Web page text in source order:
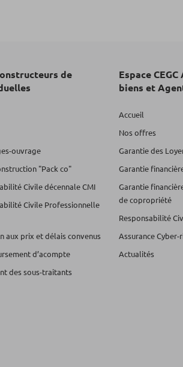
de
ouvrage
"Pack co"
Civile décennale CMI
Civile Professionnelle
aux prix et délais convenus
d’acompte
des sous-traitants
Espace
biens et
Accueil
Nos offres
Garantie des
Garantie
Garantie
de copropriété
Responsabilité
Assurance Cyber-
Actualités